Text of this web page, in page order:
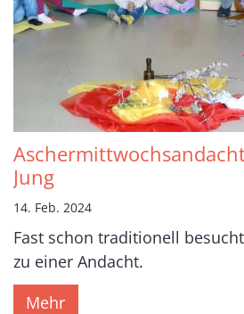
Jung
14. Feb. 2024
Fast schon traditionell
zu einer Andacht.
Mehr